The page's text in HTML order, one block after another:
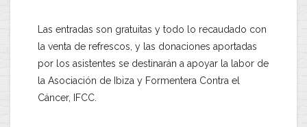
Las entradas son gratuitas y todo lo recaudado con
la venta de refrescos, y las donaciones aportadas
por los asistentes se destinarán a apoyar la labor de
la Asociación de Ibiza y Formentera Contra el
Cáncer, IFCC.